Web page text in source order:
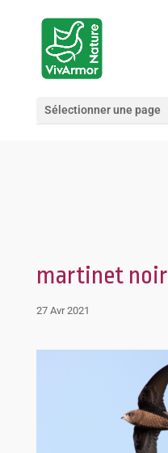
Sélectionner une page
martinet noir
27 Avr 2021